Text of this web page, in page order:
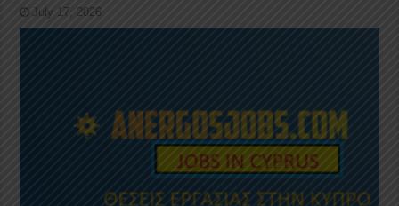
July 17, 2026